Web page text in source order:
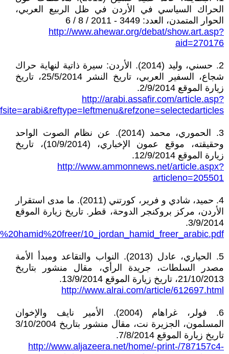
الحراك السياسي في الأردن في ظل الربيع العربي،
الحوار المتمدن، العدد: 3449 - 2011 / 8 / 6
http://www.ahewar.org/debat/show.art.asp?
aid=270176
2. حسني، وليد (2014). الأردن: سيرة ذاتية لنهاية حراك
شجاع، السفير العربي، تاريخ النشر 25/5/2014، تاريخ
زيارة الموقع 2/9/2014.
http://arabi.assafir.com/article.asp?
3. الحموري، محمد (2014). عن نظام الصوت الواحد
وحقيقته، موقع عمون الإخباري، (10/9/2014)، تاريخ
زيارة الموقع 12/9/2014.
http://www.ammonnews.net/article.aspx?
articleno=205501
4. حميد، شادي و فرير، كورتني (2011). ما مدى استقرار
الأردن، مركز بروكنجر الدوحة، قطر. تاريخ زيارة الموقع
3/9/2014.
10_jordan_hamid_freer_arabic.pdf
5. الحياري، عادل (2013). النواب والتقاعد ومبدأ الأمة
مصدر السلطات، جريدة الرأي، مقال منشور بتاريخ
21/10/2013، تاريخ زيارة الموقع 13/9/2014.
http://www.alrai.com/article/612697.html
6. فولر، غراهام (2004). الأمير نايف والإخوان
المسلمون، الجزيرة نت، مقال منشور بتاريخ 3/10/2004
تاريخ زيارة الموقع 7/8/2014.
http://www.aljazeera.net/home/-print-/787157c4-